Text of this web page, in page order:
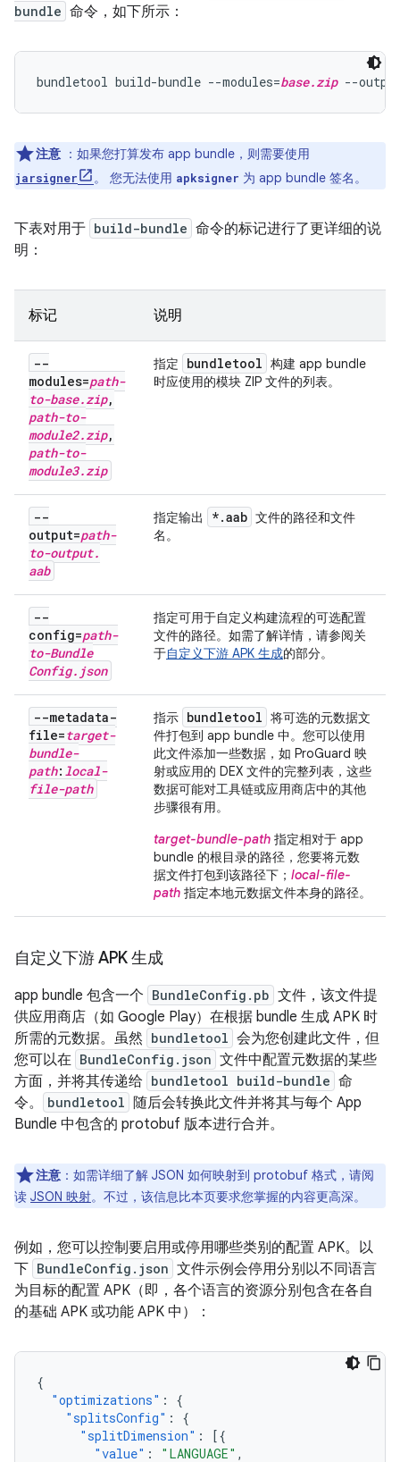
bundle 命令，如下所示：
bundletool build-bundle --modules=base.zip --
注意 ：如果您打算发布 app bundle，则需要使用
jarsigner 。 您无法使用 apksigner 为 app bundle 签名。
下表对用于 build-bundle 命令的标记进行了更详细的说
明：
标记 说明
--
modules=path-
to-base.zip,
path-to-
module2.zip,
path-to-
module3.zip
指定 bundletool 构建 app bundle
时应使用的模块 ZIP 文件的列表。
--
output=path-
to-output.
aab
指定输出 *.aab 文件的路径和文件
名。
--
config=path-
to-Bundle
Config. json
指定可用于自定义构建流程的可选配置
文件的路径。如需了解详情，请参阅关
于自定义下游 APK 生成的部分。
--metadata-
file=target-
bundle-
path: local-
file-path
指示 bundletool 将可选的元数据文
件打包到 app bundle 中。您可以使用
此文件添加一些数据，如 ProGuard 映
射或应用的 DEX 文件的完整列表，这些
数据可能对工具链或应用商店中的其他
步骤很有用。
target-bundle-path 指定相对于 app
bundle 的根目录的路径，您要将元数
据文件打包到该路径下； local-file-
path 指定本地元数据文件本身的路径。
自定义下游 APK 生成
app bundle 包含一个 BundleConfig.pb 文件，该文件提
供应用商店（如 Google Play）在根据 bundle 生成 APK 时
所需的元数据。虽然 bundletool 会为您创建此文件，但
您可以在 BundleConfig.json 文件中配置元数据的某些
方面，并将其传递给 bundletool build-bundle 命
令。
bundletool
随后会转换此文件并将其与每个 App
Bundle 中包含的 protobuf 版本进行合并。
注意 ：如需详细了解 JSON 如何映射到 protobuf 格式，请阅
读 JSON 映射。不过，该信息比本页要求您掌握的内容更高深。
例如，您可以控制要启用或停用哪些类别的配置 APK。以
下 BundleConfig.json 文件示例会停用分别以不同语言
为目标的配置 APK（即，各个语言的资源分别包含在各自
的基础 APK 或功能 APK 中）：
{
"optimizations" :
{
"splitsConfig" :
{
"splitDimension" :
[{
"value" : "LANGUAGE" ,